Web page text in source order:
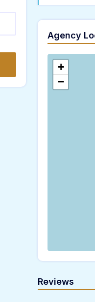
Agency
+
−
Reviews